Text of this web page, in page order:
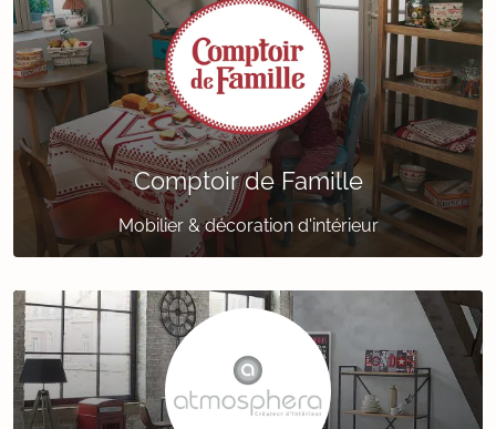
Comptoir de Famille
Mobilier & décoration d'intérieur